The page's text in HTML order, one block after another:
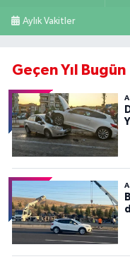
Aylık Vakitler
Geçen Yıl Bugün